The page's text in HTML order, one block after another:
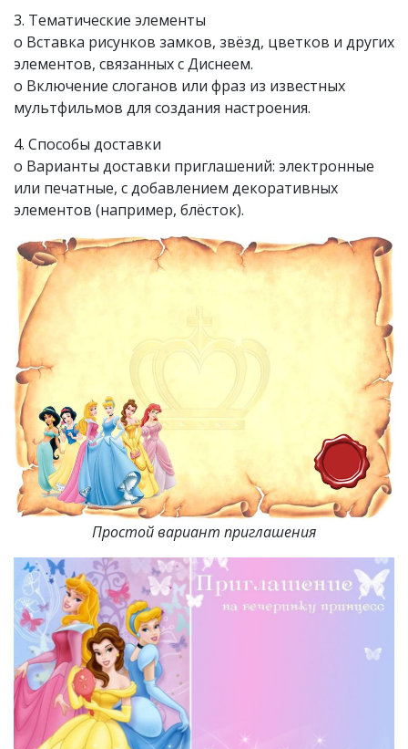
3. Тематические элементы
o Вставка рисунков замков, звёзд, цветков и других
элементов, связанных с Диснеем.
o Включение слоганов или фраз из известных
мультфильмов для создания настроения.
4. Способы доставки
o Варианты доставки приглашений: электронные
или печатные, с добавлением декоративных
элементов (например, блёсток).
Простой вариант приглашения